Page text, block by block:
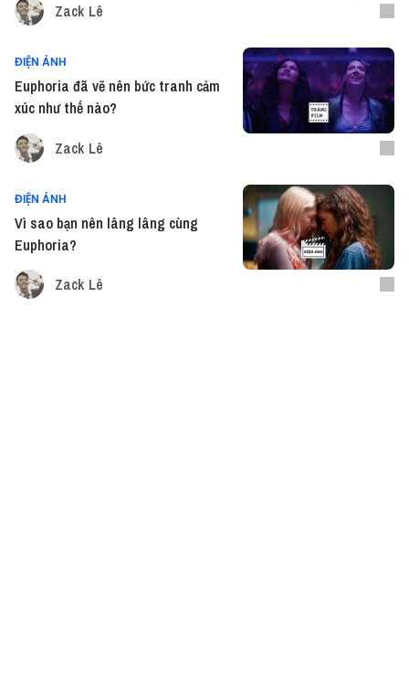
Zack Lê
ĐIỆN ẢNH
Euphoria đã vẽ nên bức tranh cảm
xúc như thế nào?
Zack Lê
ĐIỆN ẢNH
Vì sao bạn nên lâng lâng cùng
Euphoria?
Zack Lê